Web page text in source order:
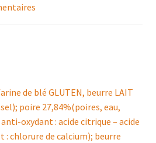
de blé GLUTEN, beurre LAIT
poire 27,84%(poires, eau,
oxydant : acide citrique – acide
: chlorure de calcium); beurre